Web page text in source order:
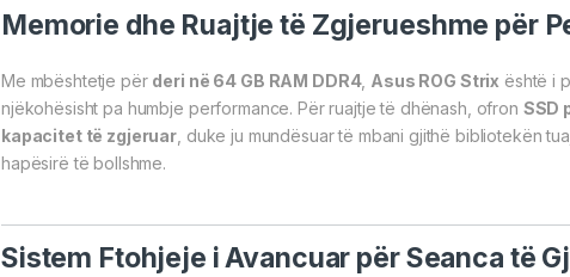
Memorie dhe Ruajtje të Zgjerueshme për
Me mbështetje për deri në 64 GB RAM DDR4, Asus ROG Strix është i
njëkohësisht pa humbje performance. Për ruajtje të dhënash, ofron SSD
kapacitet të zgjeruar , duke ju mundësuar të mbani gjithë bibliotekën
hapësirë të bollshme.
Sistem Ftohjeje i Avancuar për Seanca të